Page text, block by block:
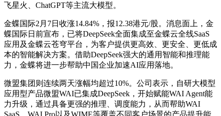
飞星火、ChatGPT等主流大模型。
金蝶国际2月7日收涨14.84%，报12.38港元/股。消息面上，金
蝶国际日前宣布，已将DeepSeek全面集成至金蝶云全线SaaS
应用及金蝶云苍穹平台，为客户提供更高效、更安全、更低成
本的智能解决方案。借助DeepSeek强大的通用智能和推理能
力，金蝶将进一步帮助中国企业加速AI应用落地。
微盟集团则连续两天涨幅均超过10%。公司表示，自研大模型
应用型产品微盟WAI已集成DeepSeek，开始赋能WAI Agent能
力升级，通过具备更强的推理、调度能力，从而帮助WAI
SaaS、WAI Pro以及WIME等覆盖不同客户场景的产品提升能